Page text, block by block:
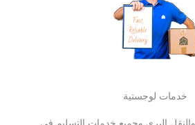
خدمات لوجستية